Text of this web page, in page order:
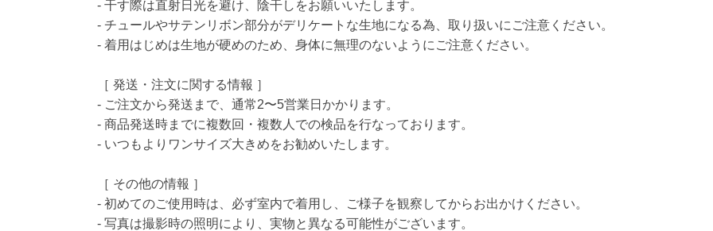
- 干す際は直射日光を避け、陰干しをお願いいたします。
- チュールやサテンリボン部分がデリケートな生地になる為、取り扱いにご注意ください。
- 着用はじめは生地が硬めのため、身体に無理のないようにご注意ください。
［ 発送・注文に関する情報 ］
- ご注文から発送まで、通常2〜5営業日かかります。
- 商品発送時までに複数回・複数人での検品を行なっております。
- いつもよりワンサイズ大きめをお勧めいたします。
［ その他の情報 ］
- 初めてのご使用時は、必ず室内で着用し、ご様子を観察してからお出かけください。
- 写真は撮影時の照明により、実物と異なる可能性がございます。